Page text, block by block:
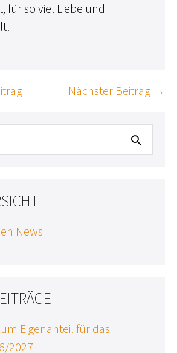
für so viel Liebe und
Nächster Beitrag →
News
Eigenanteil für das
2027